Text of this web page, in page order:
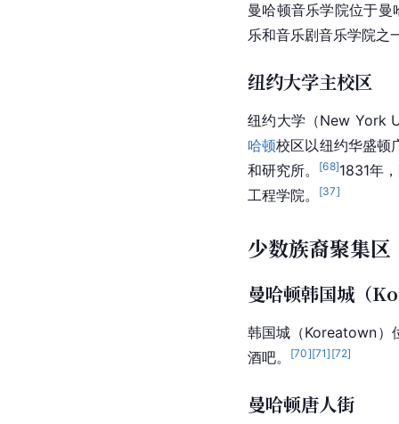
曼哈顿音乐学院位于曼
乐和音乐剧音乐学院之
纽约大学主校区
纽约大学（New York
哈顿校区以纽约华盛顿
和研究所。
[68]1831年
工程学院。
[37]
少数族裔聚集区
曼哈顿韩国城（
韩国城（Koreatown）
酒吧。
[70][71] [72]
曼哈顿唐人街